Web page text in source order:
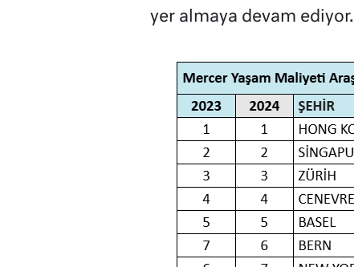
yer almaya devam ediyor.